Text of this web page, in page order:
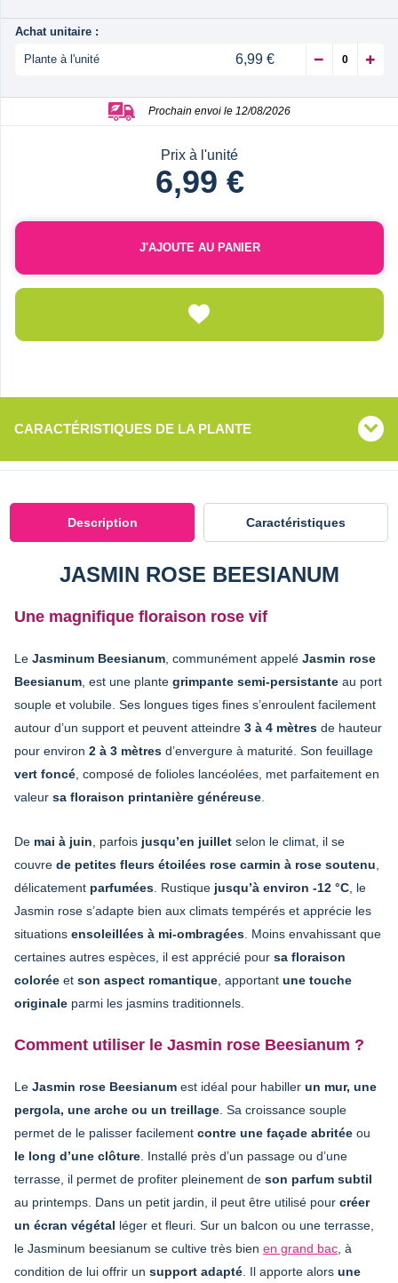
Achat unitaire :
Plante à l'unité 6,99 €
Prochain envoi le 12/08/2026
Prix à l'unité
6,99 €
J'AJOUTE AU PANIER
CARACTÉRISTIQUES DE LA PLANTE
Description Caractéristiques
JASMIN ROSE BEESIANUM
Une magnifique floraison rose vif
Le Jasminum Beesianum , communément appelé Jasmin rose
Beesianum , est une plante grimpante semi-persistante au port
souple et volubile. Ses longues tiges fines s’enroulent facilement
autour d’un support et peuvent atteindre 3 à 4 mètres de hauteur
pour environ 2 à 3 mètres d’envergure à maturité. Son feuillage
vert foncé , composé de folioles lancéolées, met parfaitement en
valeur sa floraison printanière généreuse
De mai à juin , parfois jusqu’en juillet selon le climat, il se
couvre de petites fleurs étoilées rose carmin à rose soutenu
délicatement parfumées . Rustique jusqu’à environ -12 °C , le
Jasmin rose s’adapte bien aux climats tempérés et apprécie les
situations ensoleillées à mi-ombragées . Moins envahissant que
certaines autres espèces, il est apprécié pour sa floraison
colorée et son aspect romantique , apportant une touche
originale parmi les jasmins traditionnels.
Comment utiliser le Jasmin rose Beesianum ?
Le Jasmin rose Beesianum est idéal pour habiller un mur, une
pergola, une arche ou un treillage . Sa croissance souple
permet de le palisser facilement contre une façade abritée ou
le long d’une clôture . Installé près d’un passage ou d’une
terrasse, il permet de profiter pleinement de son parfum subtil
au printemps. Dans un petit jardin, il peut être utilisé pour créer
un écran végétal léger et fleuri. Sur un balcon ou une terrasse,
le Jasminum beesianum se cultive très bien en grand bac , à
condition de lui offrir un support adapté . Il apporte alors une